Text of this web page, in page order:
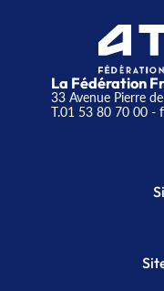
La Fédération
33 Avenue Pierre
T.01 53 80 70 00-